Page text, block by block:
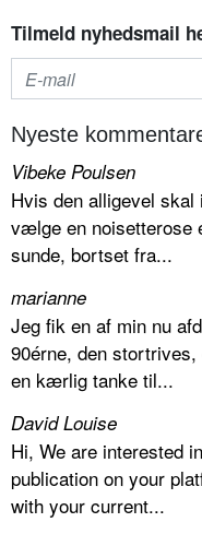
Tilmeld nyhedsmail
Nyeste
Vibeke Poulsen
Hvis den alligevel
vælge en noisetterose
sunde, bortset fra...
marianne
Jeg fik en af min nu
90érne, den
en kærlig tanke til...
David Louise
Hi, We are interested
publication on your
with your current...